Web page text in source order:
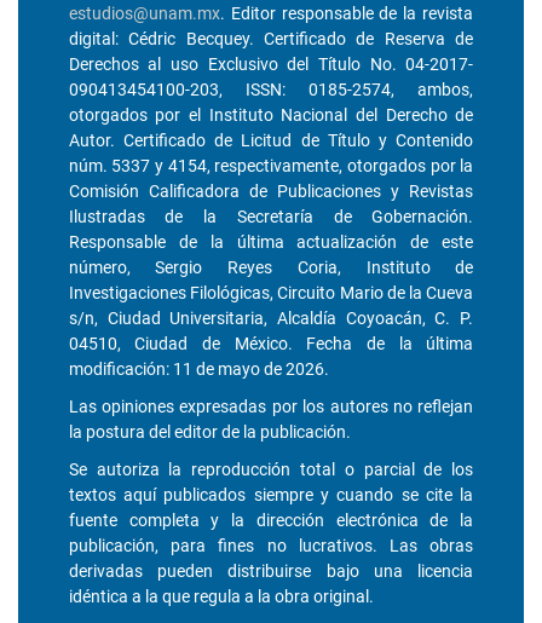
estudios@unam.mx. Editor responsable de la revista
digital: Cédric Becquey. Certificado de Reserva de
Derechos al uso Exclusivo del Título No. 04-2017-
090413454100-203, ISSN: 0185-2574, ambos,
otorgados por el Instituto Nacional del Derecho de
Autor. Certificado de Licitud de Título y Contenido
núm. 5337 y 4154, respectivamente, otorgados por la
Comisión Calificadora de Publicaciones y Revistas
Ilustradas de la Secretaría de Gobernación.
Responsable de la última actualización de este
número, Sergio Reyes Coria, Instituto de
Investigaciones Filológicas, Circuito Mario de la Cueva
s/n, Ciudad Universitaria, Alcaldía Coyoacán, C. P.
04510, Ciudad de México. Fecha de la última
modificación: 11 de mayo de 2026.
Las opiniones expresadas por los autores no reflejan
la postura del editor de la publicación.
Se autoriza la reproducción total o parcial de los
textos aquí publicados siempre y cuando se cite la
fuente completa y la dirección electrónica de la
publicación, para fines no lucrativos. Las obras
derivadas pueden distribuirse bajo una licencia
idéntica a la que regula a la obra original.